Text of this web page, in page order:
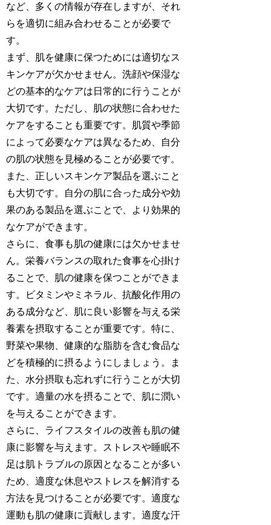
など、多くの情報が存在しますが、それ
らを適切に組み合わせることが必要で
す。
まず、肌を健康に保つためには適切なス
キンケアが欠かせません。洗顔や保湿な
どの基本的なケアは日常的に行うことが
大切です。ただし、肌の状態に合わせた
ケアをすることも重要です。肌質や季節
によって必要なケアは異なるため、自分
の肌の状態を見極めることが必要です。
また、正しいスキンケア製品を選ぶこと
も大切です。自分の肌に合った成分や効
果のある製品を選ぶことで、より効果的
なケアができます。
さらに、食事も肌の健康には欠かせませ
ん。栄養バランスの取れた食事を心掛け
ることで、肌の健康を保つことができま
す。ビタミンやミネラル、抗酸化作用の
ある成分など、肌に良い影響を与える栄
養素を摂取することが重要です。特に、
野菜や果物、健康的な脂肪を含む食品な
どを積極的に摂るようにしましょう。ま
た、水分摂取も忘れずに行うことが大切
です。適量の水を摂ることで、肌に潤い
を与えることができます。
さらに、ライフスタイルの改善も肌の健
康に影響を与えます。ストレスや睡眠不
足は肌トラブルの原因となることが多い
ため、適度な休息やストレスを解消する
方法を見つけることが必要です。適度な
運動も肌の健康に貢献します。適度な汗